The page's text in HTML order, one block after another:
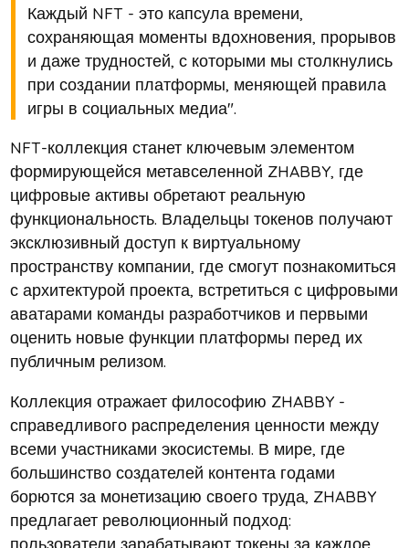
Каждый NFT - это капсула времени,
сохраняющая моменты вдохновения, прорывов
и даже трудностей, с которыми мы столкнулись
при создании платформы, меняющей правила
игры в социальных медиа".
NFT-коллекция станет ключевым элементом
формирующейся метавселенной ZHABBY, где
цифровые активы обретают реальную
функциональность. Владельцы токенов получают
эксклюзивный доступ к виртуальному
пространству компании, где смогут познакомиться
с архитектурой проекта, встретиться с цифровыми
аватарами команды разработчиков и первыми
оценить новые функции платформы перед их
публичным релизом.
Коллекция отражает философию ZHABBY -
справедливого распределения ценности между
всеми участниками экосистемы. В мире, где
большинство создателей контента годами
борются за монетизацию своего труда, ZHABBY
предлагает революционный подход:
пользователи зарабатывают токены за каждое